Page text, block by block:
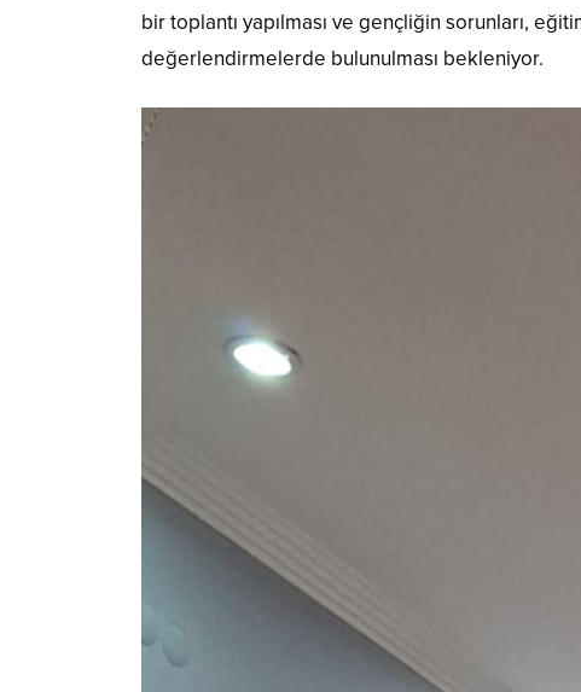
bir toplantı yapılması ve gençliğin sorunları,
değerlendirmelerde bulunulması bekleniyor.